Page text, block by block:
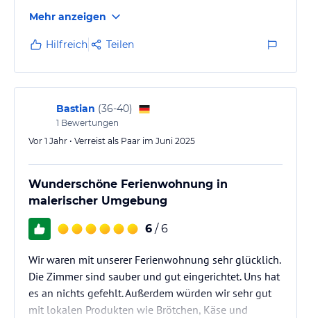
Mehr anzeigen
Hilfreich Teilen
Bastian (36-40)
1 Bewertungen
Vor 1 Jahr • Verreist als Paar im Juni 2025
Wunderschöne Ferienwohnung in
malerischer Umgebung
6 / 6
Wir waren mit unserer Ferienwohnung sehr glücklich.
Die Zimmer sind sauber und gut eingerichtet. Uns hat
es an nichts gefehlt. Außerdem würden wir sehr gut
mit lokalen Produkten wie Brötchen, Käse und